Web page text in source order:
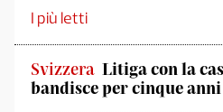
I più letti
Svizzera Litiga con la
bandisce per cinque anni